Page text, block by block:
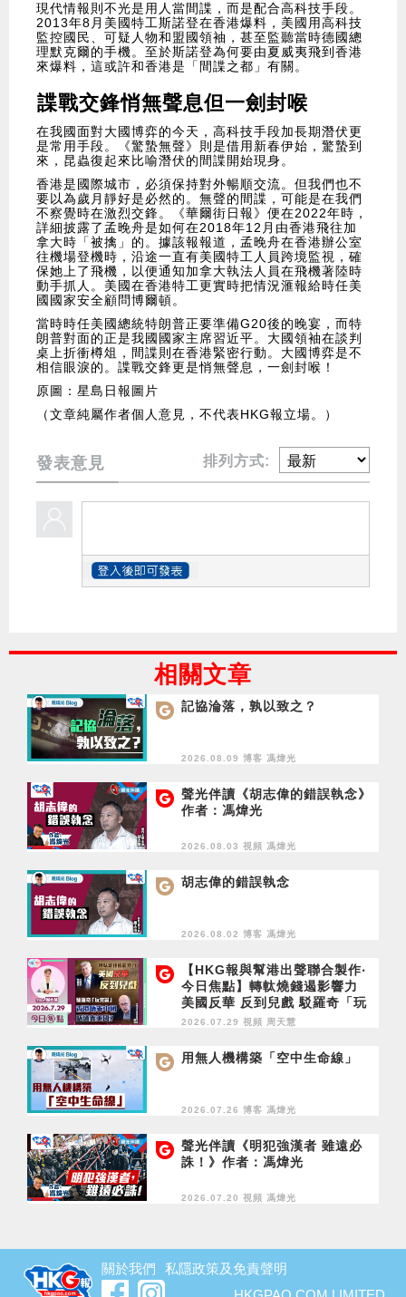
現代情報則不光是用人當間諜，而是配合高科技手段。
2013年8月美國特工斯諾登在香港爆料，美國用高科技
監控國民、可疑人物和盟國領袖，甚至監聽當時德國總
理默克爾的手機。至於斯諾登為何要由夏威夷飛到香港
來爆料，這或許和香港是「間諜之都」有關。
諜戰交鋒悄無聲息但一劍封喉
在我國面對大國博弈的今天，高科技手段加長期潛伏更
是常用手段。《驚蟄無聲》則是借用新春伊始，驚蟄到
來，昆蟲復起來比喻潛伏的間諜開始現身。
香港是國際城市，必須保持對外暢順交流。但我們也不
要以為歲月靜好是必然的。無聲的間諜，可能是在我們
不察覺時在激烈交鋒。《華爾街日報》便在2022年時，
詳細披露了孟晚舟是如何在2018年12月由香港飛往加
拿大時「被擒」的。據該報報道，孟晚舟在香港辦公室
往機場登機時，沿途一直有美國特工人員跨境監視，確
保她上了飛機，以便通知加拿大執法人員在飛機著陸時
動手抓人。美國在香港特工更實時把情況滙報給時任美
國國家安全顧問博爾頓。
當時時任美國總統特朗普正要準備G20後的晚宴，而特
朗普對面的正是我國國家主席習近平。大國領袖在談判
桌上折衝樽俎，間諜則在香港緊密行動。大國博弈是不
相信眼淚的。諜戰交鋒更是悄無聲息，一劍封喉！
原圖：星島日報圖片
（文章純屬作者個人意見，不代表HKG報立場。）
發表意見 排列方式:
相關文章
記協淪落，孰以致之？
2026.08.09 博客 馮煒光
聲光伴讀《胡志偉的錯誤執念》
作者：馮煒光
2026.08.03 視頻 馮煒光
胡志偉的錯誤執念
2026.08.02 博客 馮煒光
【HKG報與幫港出聲聯合製作‧
今日焦點】轉軚燒錢遏影響力
美國反華 反到兒戲 駁羅奇「玩
完論」 香港唔靠中國 唔通靠美
2026.07.29 視頻 周天慧
用無人機構築「空中生命線」
2026.07.26 博客 馮煒光
聲光伴讀《明犯強漢者 雖遠必
誅！》作者：馮煒光
2026.07.20 視頻 馮煒光
關於我們
私隱政策及免責聲明